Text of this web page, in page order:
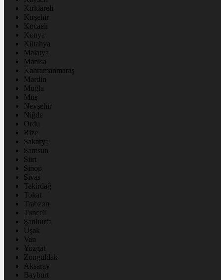
Kırklareli
Kırşehir
Kocaeli
Konya
Kütahya
Malatya
Manisa
Kahramanmaraş
Mardin
Muğla
Muş
Nevşehir
Niğde
Ordu
Rize
Sakarya
Samsun
Siirt
Sinop
Sivas
Tekirdağ
Tokat
Trabzon
Tunceli
Şanlıurfa
Uşak
Van
Yozgat
Zonguldak
Aksaray
Bayburt